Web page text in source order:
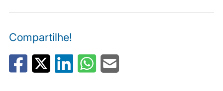
Compartilhe!